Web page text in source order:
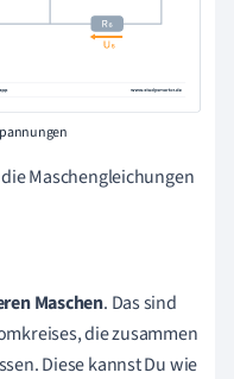
Maschengleichungen
Maschen. Das sind
die zusammen
Diese kannst Du wie